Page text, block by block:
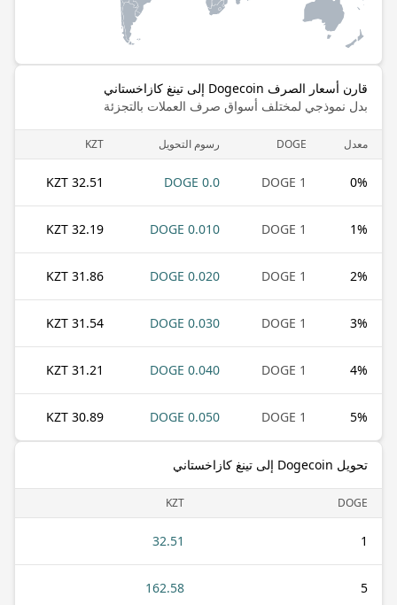
قارن أسعار الصرف Dogecoin إلى تينغ كازاخستاني
بدل نموذجي لمختلف أسواق صرف العملات بالتجزئة
معدل DOGE رسوم التحويل KZT
0%
1 DOGE
0.0 DOGE
32.51 KZT
1%
1 DOGE
0.010 DOGE
32.19 KZT
2%
1 DOGE
0.020 DOGE
31.86 KZT
3%
1 DOGE
0.030 DOGE
31.54 KZT
4%
1 DOGE
0.040 DOGE
31.21 KZT
5%
1 DOGE
0.050 DOGE
30.89 KZT
تحويل Dogecoin إلى تينغ كازاخستاني
DOGE
KZT
1
32.51
5
162.58